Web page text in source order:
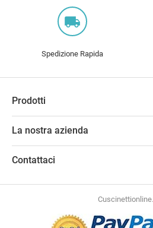
local_shipping
Spedizione Rapida
Prodotti
La nostra azienda
Contattaci